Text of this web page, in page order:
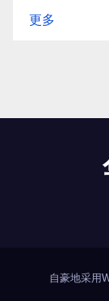
更多
自豪地采用